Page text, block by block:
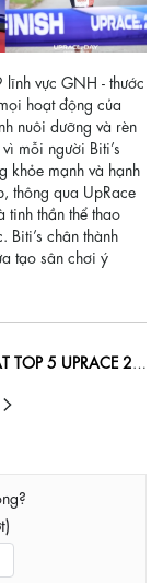
lĩnh vực GNH - thước
hoạt động của
nuôi dưỡng và rèn
mỗi người Biti’s
khỏe mạnh và hạnh
thông qua UpRace
tinh thần thể thao
chân thành
tạo sân chơi ý
ĐẦY ẤN TƯỢNG CỦA BITI'S